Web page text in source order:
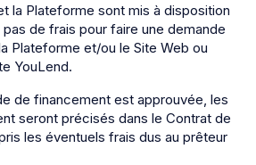
la Plateforme sont mis à disposition
de frais pour faire une demande
Plateforme et/ou le Site Web ou
YouLend.
de financement est approuvée, les
seront précisés dans le Contrat de
les éventuels frais dus au prêteur